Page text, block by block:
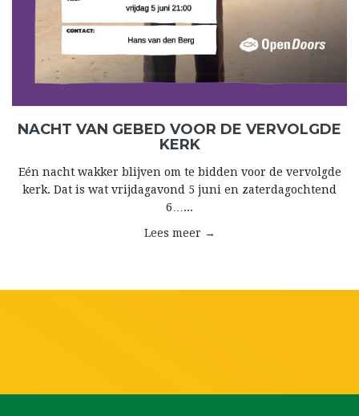
NACHT VAN GEBED VOOR DE VERVOLGDE
KERK
Eén nacht wakker blijven om te bidden voor de vervolgde
kerk. Dat is wat vrijdagavond 5 juni en zaterdagochtend
6…...
Lees meer →